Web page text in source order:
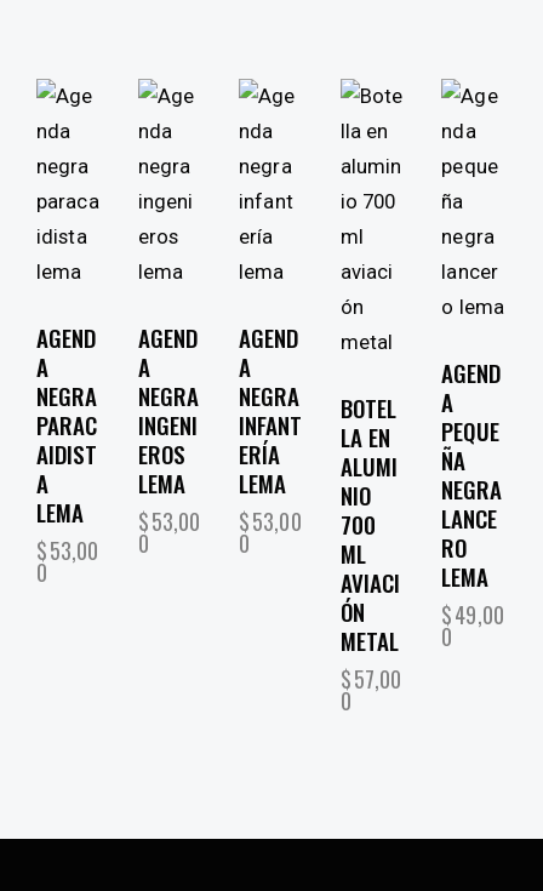
AGEND
A
NEGRA
PARAC
AIDIST
A
LEMA
$53,00
0
AGEND
A
NEGRA
INGENI
EROS
LEMA
$53,00
0
AGEND
A
NEGRA
INFANT
ERÍA
LEMA
$53,00
0
BOTEL
LA EN
ALUMI
NIO
700
ML
AVIACI
ÓN
METAL
$57,00
0
AGEND
A
PEQUE
ÑA
NEGRA
LANCE
RO
LEMA
$49,00
0